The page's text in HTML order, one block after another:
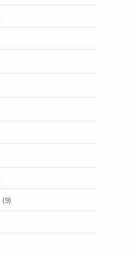
(9)